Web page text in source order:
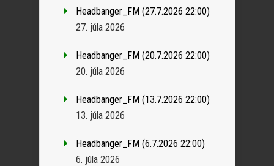
Headbanger_FM (27.7.2026 22:00)
27. júla 2026
Headbanger_FM (20.7.2026 22:00)
20. júla 2026
Headbanger_FM (13.7.2026 22:00)
13. júla 2026
Headbanger_FM (6.7.2026 22:00)
6. júla 2026